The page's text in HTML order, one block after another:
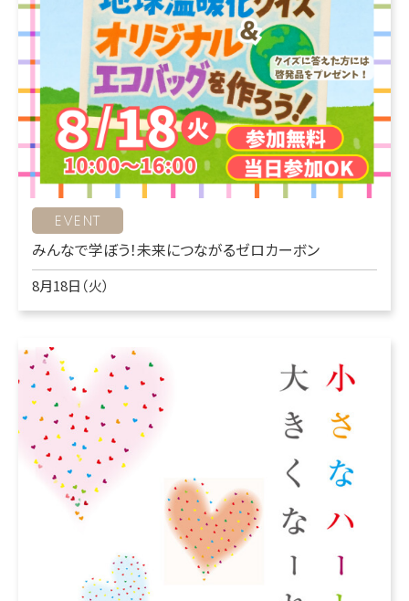
EVENT
みんなで学ぼう！未来につながるゼロカーボン
8月18日（火）